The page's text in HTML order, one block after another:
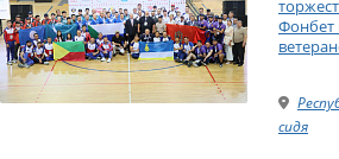
Фонбет
сидя